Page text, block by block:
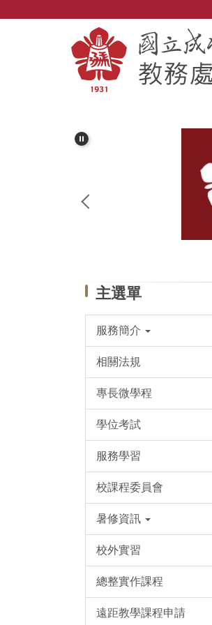
主選單
服務簡介
相關法規
專長微學程
學位考試
服務學習
校課程委員會
暑修資訊
校外實習
總整實作課程
遠距教學課程申請